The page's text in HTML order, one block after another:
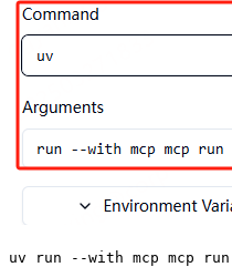
uv run --with mcp mcp run